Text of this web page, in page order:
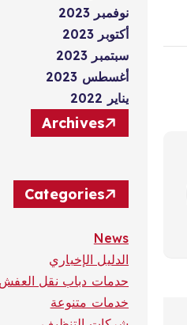
نوفمبر 2023
أكتوبر 2023
سبتمبر 2023
أغسطس 2023
يناير 2022
Archives
Categories
News
الدليل الإخباري
حدمات دباب نقل العفش
خدمات متنوعة